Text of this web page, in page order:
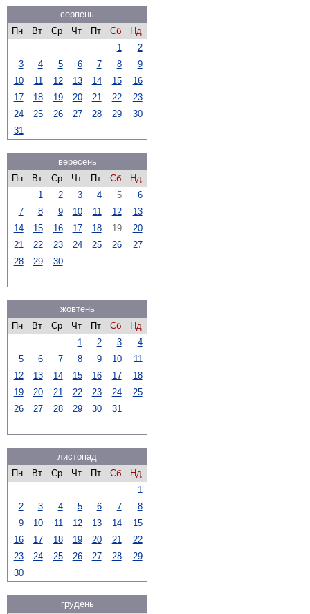
серпень
Пн
Вт Ср Чт Пт Сб
Нд
1
2
3
4 5 6 7 8
9
10
11 12 13 14 15
16
17
18 19 20 21 22
23
24
25 26 27 28 29
30
31
вересень
Пн
Вт Ср Чт Пт Сб
Нд
1
2 3 4 5
6
7
8 9 10 11 12
13
14
15 16 17 18 19
20
21
22 23 24 25 26
27
28
29 30
жовтень
Пн
Вт Ср Чт Пт Сб
Нд
1
2 3
4
5
6 7 8 9 10
11
12
13 14 15 16 17
18
19
20 21 22 23 24
25
26
27 28 29 30 31
листопад
Пн
Вт Ср Чт Пт Сб
Нд
1
2
3 4 5 6 7
8
9
10 11 12 13 14
15
16
17 18 19 20 21
22
23
24 25 26 27 28
29
30
грудень